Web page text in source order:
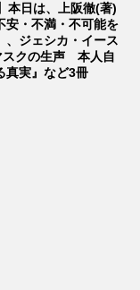
本日は、上阪徹(著)
安・不満・不可能を
、ジェシカ・イース
スクの生声 本人自
真実』など3冊